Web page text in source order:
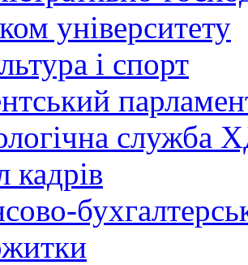
університету
і спорт
служба
кадрів